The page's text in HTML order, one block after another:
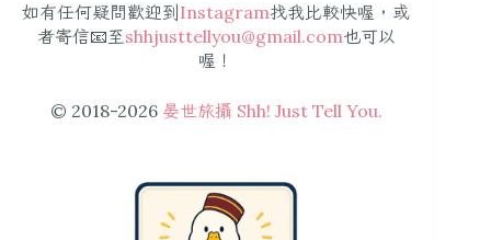
如有任何疑問歡迎到 Instagram找我比較快喔，或
者寄信📧至shhjusttellyou@gmail.com也可以
喔！
© 2018-2026 晏世旅攝 Shh! Just Tell You.